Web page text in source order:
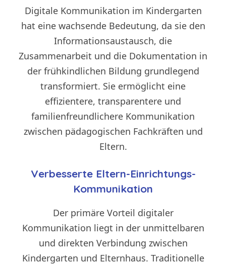
Digitale Kommunikation im Kindergarten
hat eine wachsende Bedeutung, da sie den
Informationsaustausch, die
Zusammenarbeit und die Dokumentation in
der frühkindlichen Bildung grundlegend
transformiert. Sie ermöglicht eine
effizientere, transparentere und
familienfreundlichere Kommunikation
zwischen pädagogischen Fachkräften und
Eltern.
Verbesserte Eltern-Einrichtungs-
Kommunikation
Der primäre Vorteil digitaler
Kommunikation liegt in der unmittelbaren
und direkten Verbindung zwischen
Kindergarten und Elternhaus. Traditionelle